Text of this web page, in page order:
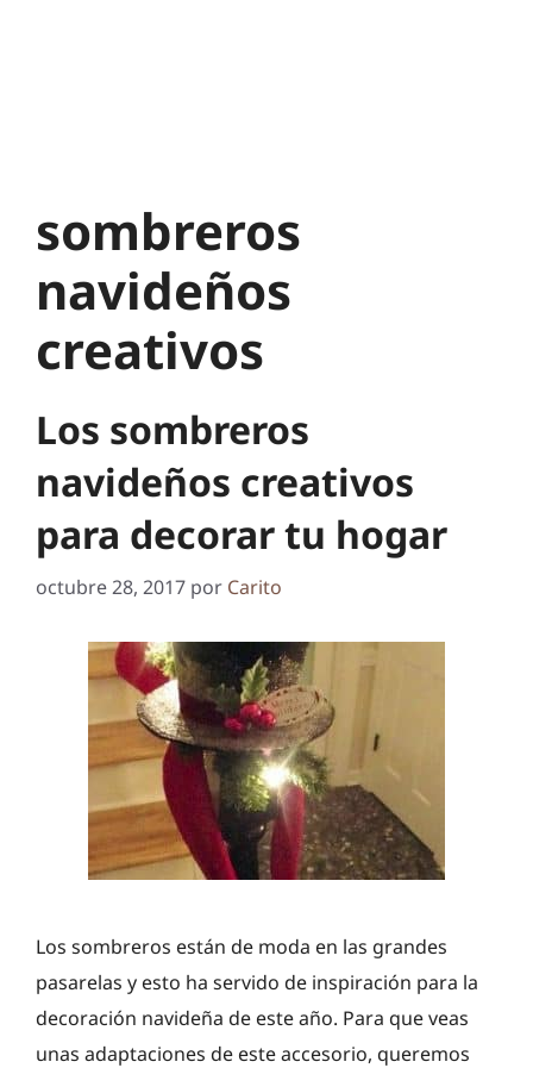
sombreros
navideños
creativos
Los sombreros
navideños creativos
para decorar tu hogar
octubre 28, 2017 por Carito
Los sombreros están de moda en las grandes
pasarelas y esto ha servido de inspiración para la
decoración navideña de este año. Para que veas
unas adaptaciones de este accesorio, queremos